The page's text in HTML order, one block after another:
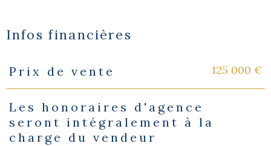
Infos financières
Caractéristiques Valeurs
Prix de vente 125 000 €
Les honoraires d'agence
seront intégralement à la
charge du vendeur